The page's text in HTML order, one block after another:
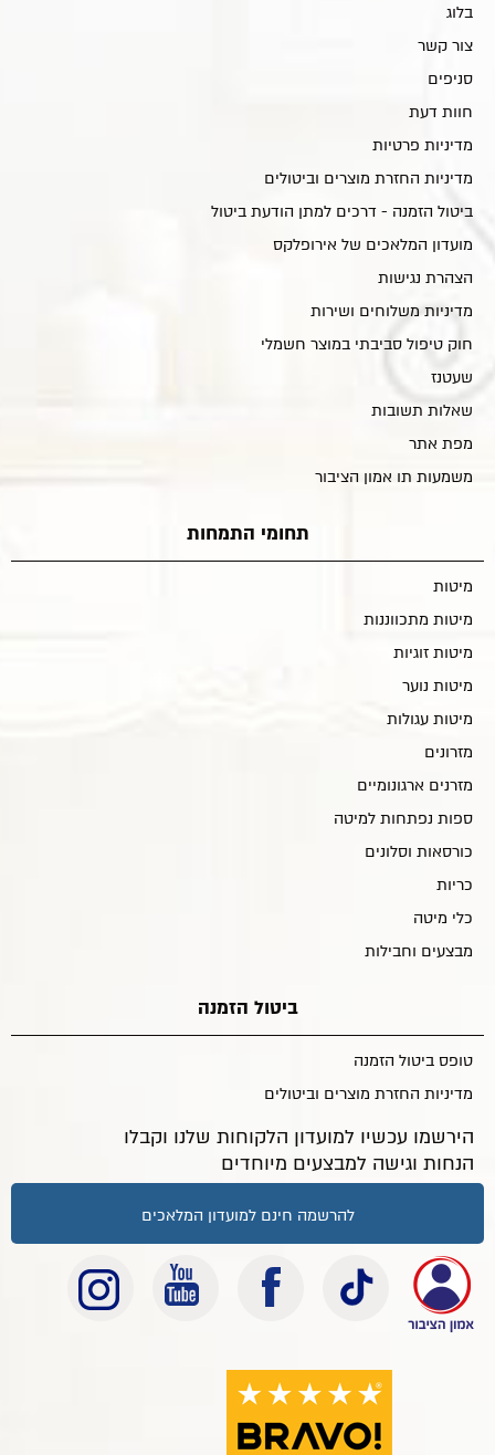
בלוג
צור קשר
סניפים
חוות דעת
מדיניות פרטיות
מדיניות החזרת מוצרים וביטולים
ביטול הזמנה - דרכים למתן הודעת ביטול
מועדון המלאכים של אירופלקס
הצהרת נגישות
מדיניות משלוחים ושירות
חוק טיפול סביבתי במוצר חשמלי
שעטנז
שאלות תשובות
מפת אתר
משמעות תו אמון הציבור
תחומי התמחות
מיטות
מיטות מתכווננות
מיטות זוגיות
מיטות נוער
מיטות עגולות
מזרונים
מזרנים ארגונומיים
ספות נפתחות למיטה
כורסאות וסלונים
כריות
כלי מיטה
מבצעים וחבילות
ביטול הזמנה
טופס ביטול הזמנה
מדיניות החזרת מוצרים וביטולים
הירשמו עכשיו למועדון הלקוחות שלנו וקבלו
הנחות וגישה למבצעים מיוחדים
להרשמה חינם למועדון המלאכים